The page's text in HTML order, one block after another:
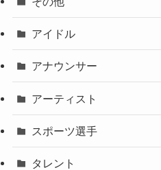
アイドル
アナウンサー
アーティスト
スポーツ選手
タレント